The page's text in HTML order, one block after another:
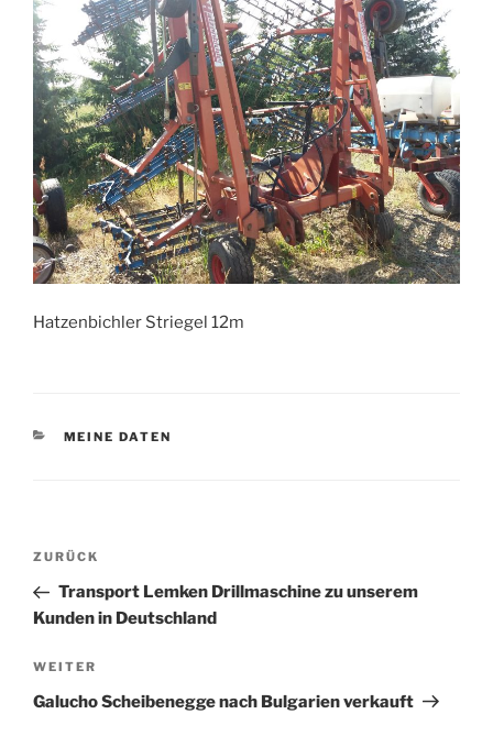
Hatzenbichler Striegel 12m
KATEGORIEN
MEINE DATEN
Beitragsnavigation
Vorheriger
Beitrag
ZURÜCK
Transport Lemken Drillmaschine zu unserem
Kunden in Deutschland
Nächster
Beitrag
WEITER
Galucho Scheibenegge nach Bulgarien verkauft